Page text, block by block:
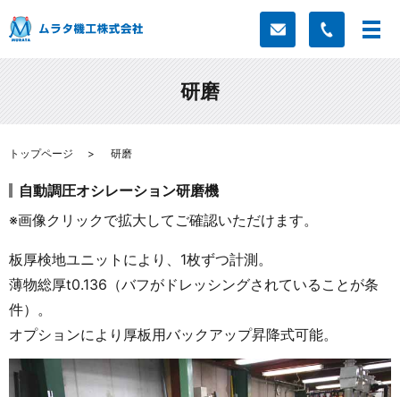
研磨
トップページ 研磨
自動調圧オシレーション研磨機
※画像クリックで拡大してご確認いただけます。
板厚検地ユニットにより、1枚ずつ計測。
薄物総厚t0.136（バフがドレッシングされていることが条
件）。
オプションにより厚板用バックアップ昇降式可能。